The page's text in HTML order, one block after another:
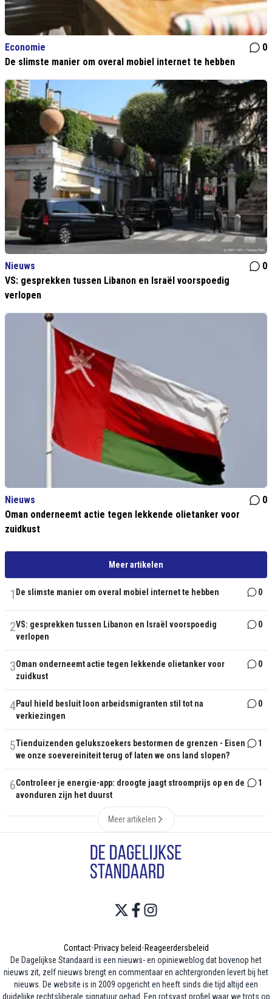
Economie
0
De slimste manier om overal mobiel internet te hebben
Nieuws
0
VS: gesprekken tussen Libanon en Israël voorspoedig
verlopen
Nieuws
0
Oman onderneemt actie tegen lekkende olietanker voor
zuidkust
Meer artikelen
1 De slimste manier om overal mobiel internet te hebben 0
2VS: gesprekken tussen Libanon en Israël voorspoedig
verlopen
0
3Oman onderneemt actie tegen lekkende olietanker voor
zuidkust
0
4Paul hield besluit loon arbeidsmigranten stil tot na
verkiezingen
0
5Tienduizenden gelukszoekers bestormen de grenzen - Eisen
we onze soevereiniteit terug of laten we ons land slopen?
1
6Controleer je energie-app: droogte jaagt stroomprijs op en de
avonduren zijn het duurst
1
Meer artikelen
Contact•Privacy beleid•Reageerdersbeleid
De Dagelijkse Standaard is een nieuws- en opinieweblog dat bovenop het
nieuws zit, zelf nieuws brengt en commentaar en achtergronden levert bij het
nieuws. De website is in 2009 opgericht en heeft sinds die tijd altijd een
duidelijke rechtsliberale signatuur gehad. Een rotsvast profiel waar we trots op